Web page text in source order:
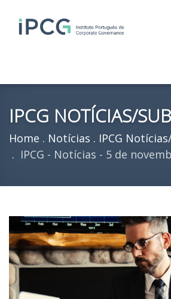
IPCG NOTÍCIAS/
Home Notícias
IPCG
IPCG - Notícias - 5 de